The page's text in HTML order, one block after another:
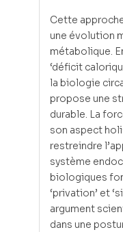
Cette
une évolution
métabolique.
‘déficit
la biologie
propose une
durable. La
son aspect
restreindre
système
biologiques
‘privation’ et
argument
dans une